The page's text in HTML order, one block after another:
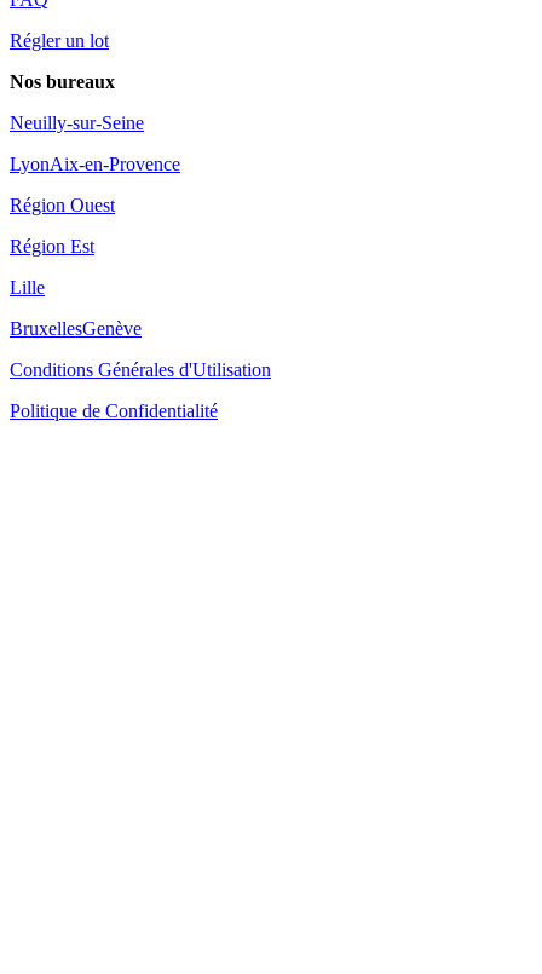
Régler un lot
Nos bureaux
Neuilly-sur-Seine
LyonAix-en-Provence
Région Ouest
Région Est
Lille
BruxellesGenève
Conditions Générales d'Utilisation
Politique de Confidentialité